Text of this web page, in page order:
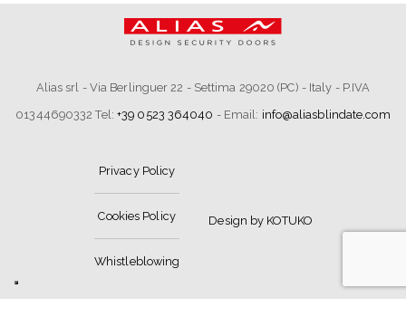
Alias srl - Via Berlinguer 22 - Settima 29020 (PC) - Italy - P.IVA
01344690332 Tel: +39 0523 364040 - Email: info@aliasblindate.com
Privacy Policy
Cookies Policy
Whistleblowing
Design by KOTUKO